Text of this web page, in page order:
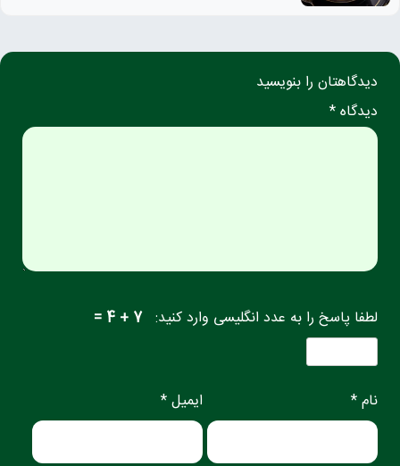
دیدگاهتان را بنویسید
دیدگاه *
لطفا پاسخ را به عدد انگلیسی وارد کنید: 7 + 4 =
نام * ایمیل *